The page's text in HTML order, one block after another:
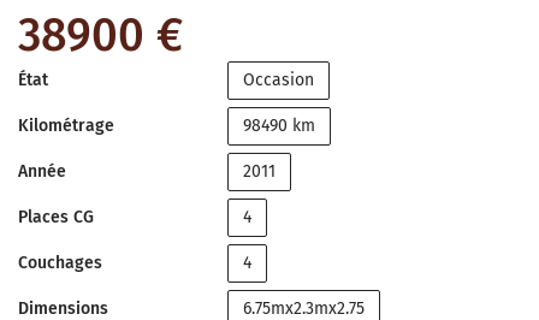
38900 €
État Occasion
Kilométrage 98490 km
Année 2011
Places CG 4
Couchages 4
Dimensions 6.75mx2.3mx2.75